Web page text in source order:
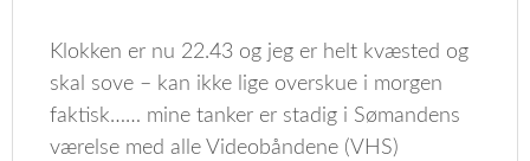
Klokken er nu 22.43 og jeg er helt kvæsted og
skal sove – kan ikke lige overskue i morgen
faktisk…… mine tanker er stadig i Sømandens
værelse med alle Videobåndene (VHS)